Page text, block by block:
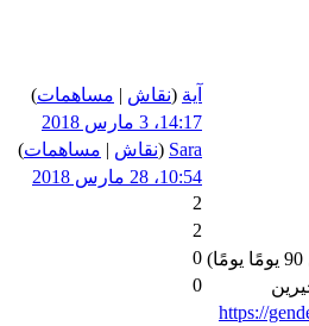
(نقاش|مساهمات)
14:17، 3 مارس 2018
Sara
(نقاش|مساهمات)
10:54، 28 مارس 2018
0
https://